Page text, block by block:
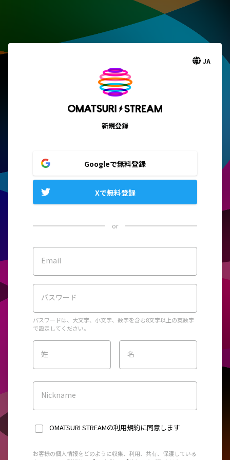
JA
新規登録
Googleで無料登録
Xで無料登録
or
Email
パスワード
パスワードは、大文字、小文字、数字を含む8文字以上の英数字
で設定してください。
姓 名
Nickname
OMATSURI STREAMの利用規約に同意します
お客様の個人情報をどのように収集、利用、共有、保護している